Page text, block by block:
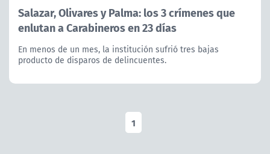
Salazar, Olivares y Palma: los 3 crímenes que
enlutan a Carabineros en 23 días
En menos de un mes, la institución sufrió tres bajas
producto de disparos de delincuentes.
1